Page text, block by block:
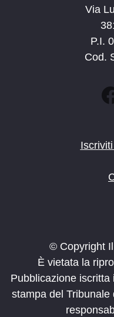
Via
P.I.
Cod.
© Copyright
È vietata la
Pubblicazione iscritta
stampa del